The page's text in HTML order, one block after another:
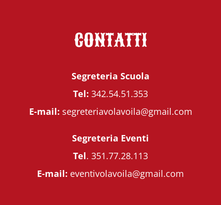
CONTATTI
Segreteria Scuola
Tel: 342.54.51.353
E-mail: segreteriavolavoila@gmail.com
Segreteria Eventi
Tel. 351.77.28.113
E-mail: eventivolavoila@gmail.com